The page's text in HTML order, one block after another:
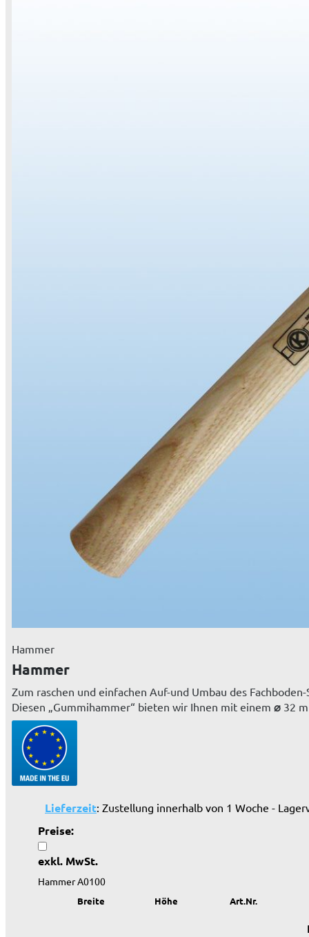
Hammer
Hammer
Zum raschen und einfachen Auf-und Umbau des
Diesen „Gummihammer“ bieten wir Ihnen mit einem ⌀ 32
Lieferzeit: Zustellung innerhalb von 1 Woche -
Preise:
exkl. MwSt.
Hammer A0100
Breite Höhe Art.Nr.